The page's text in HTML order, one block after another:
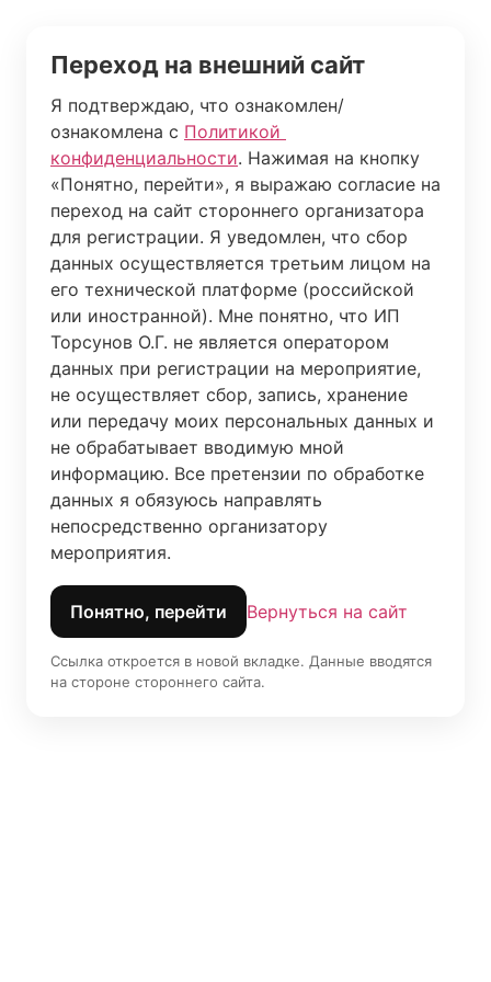
Переход на внешний сайт
Я подтверждаю, что ознакомлен/
ознакомлена с Политикой
конфиденциальности. Нажимая на кнопку
«Понятно, перейти», я выражаю согласие на
переход на сайт стороннего организатора
для регистрации. Я уведомлен, что сбор
данных осуществляется третьим лицом на
его технической платформе (российской
или иностранной). Мне понятно, что ИП
Торсунов О.Г. не является оператором
данных при регистрации на мероприятие,
не осуществляет сбор, запись, хранение
или передачу моих персональных данных и
не обрабатывает вводимую мной
информацию. Все претензии по обработке
данных я обязуюсь направлять
непосредственно организатору
мероприятия.
Понятно, перейти Вернуться на сайт
Ссылка откроется в новой вкладке. Данные вводятся
на стороне стороннего сайта.